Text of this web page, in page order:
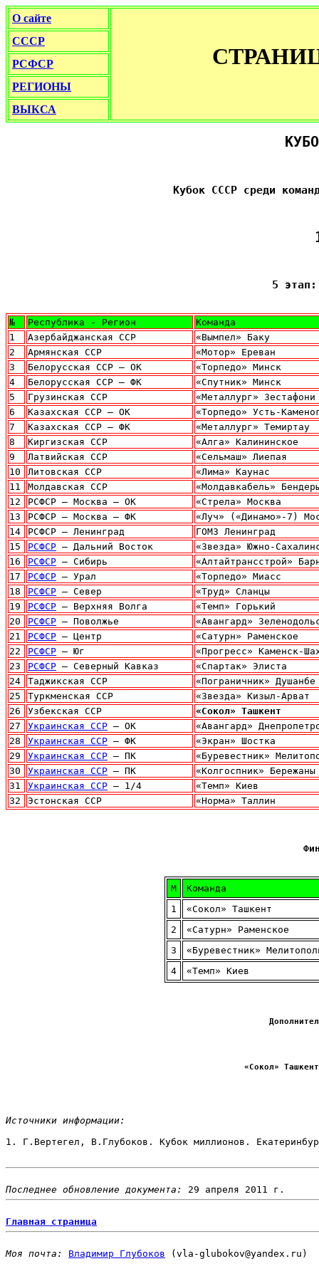
О сайте
СССР
РСФСР
РЕГИОНЫ
ВЫКСА
Кубок СССР среди
5 этап:
№ Республика - Регион
Команда
1
Азербайджанская ССР
«Вымпел» Баку
2
Армянская ССР
«Мотор» Ереван
3
Белорусская ССР – ОК
«Торпедо» Минск
4
Белорусская ССР – ФК
«Спутник» Минск
5
Грузинская ССР
«Металлург» Зестафони
6
Казахская ССР – ОК
«Торпедо» Усть-
7
Казахская ССР – ФК
«Металлург» Темиртау
8
Киргизская ССР
«Алга» Калининское
9
Латвийская ССР
«Сельмаш» Лиепая
10
Литовская ССР
«Лима» Каунас
11
Молдавская ССР
«Молдавкабель»
12
РСФСР – Москва – ОК
«Стрела» Москва
13
РСФСР – Москва – ФК
«Луч» («Динамо»-7)
14
РСФСР – Ленинград
ГОМЗ Ленинград
15
РСФСР – Дальний Восток
«Звезда» Южно-
16
РСФСР – Сибирь
«Алтайтрансстрой»
17
РСФСР – Урал
«Торпедо» Миасс
18
РСФСР – Север
«Труд» Сланцы
19
РСФСР – Верхняя Волга
«Темп» Горький
20
РСФСР – Поволжье
«Авангард»
21
РСФСР – Центр
«Сатурн» Раменское
22
РСФСР – Юг
«Прогресс» Каменск-
23
РСФСР – Северный Кавказ
«Спартак» Элиста
24
Таджикская ССР
«Пограничник» Душанбе
25
Туркменская ССР
«Звезда» Кизыл-Арват
26
Узбекская ССР
«Сокол» Ташкент
27
Украинская ССР – ОК
«Авангард»
28
Украинская ССР – ФК
«Экран» Шостка
29
Украинская ССР – ПК
«Буревестник»
30
Украинская ССР – ПК
«Колгоспник» Бережаны
31
Украинская ССР – 1/4
«Темп» Киев
32
Эстонская ССР «Норма» Таллин
М
Команда
1
«Сокол» Ташкент
2
«Сатурн» Раменское
3
«Буревестник»
4
«Темп» Киев
«Сокол»
Источники информации:
1. Г.Вертегел, В.Глубоков. Кубок миллионов.
Последнее обновление документа:
Главная страница
Моя почта: Владимир Глубоков (vla-glubokov@yandex.ru)